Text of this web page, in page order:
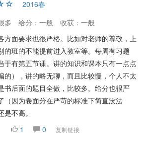
2016春
多 给分：一般
收获：一般
方面要求也很严格。比如对老师的尊敬，上
的班的不能提前进入教室等。每周有习题
于有第五节课。讲的知识和课本只有一点点
的），讲的略无聊，而且比较慢，个人不太
书后面的题目全做，比较多。给分也很严
（因为卷面分在严苛的标准下简直没法
不高。
1 0 复制链接